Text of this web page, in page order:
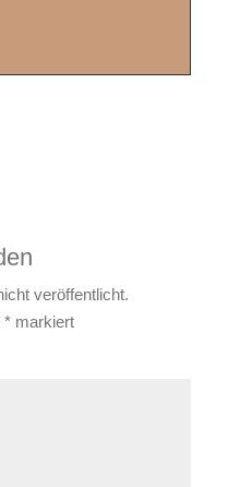
veröffentlicht.
*markiert